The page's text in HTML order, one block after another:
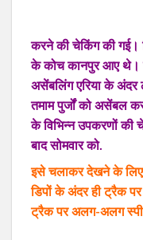
करने की चेकिंग की गई।
के कोच कानपुर आए थे।
असेंबलिंग एरिया के
तमाम पुर्जों को असेंबल
के विभिन्न उपकरणों की
बाद सोमवार को.
इसे चलाकर देखने के लिए
डिपों के अंदर ही ट्रैक
ट्रैक पर अलग-अलग